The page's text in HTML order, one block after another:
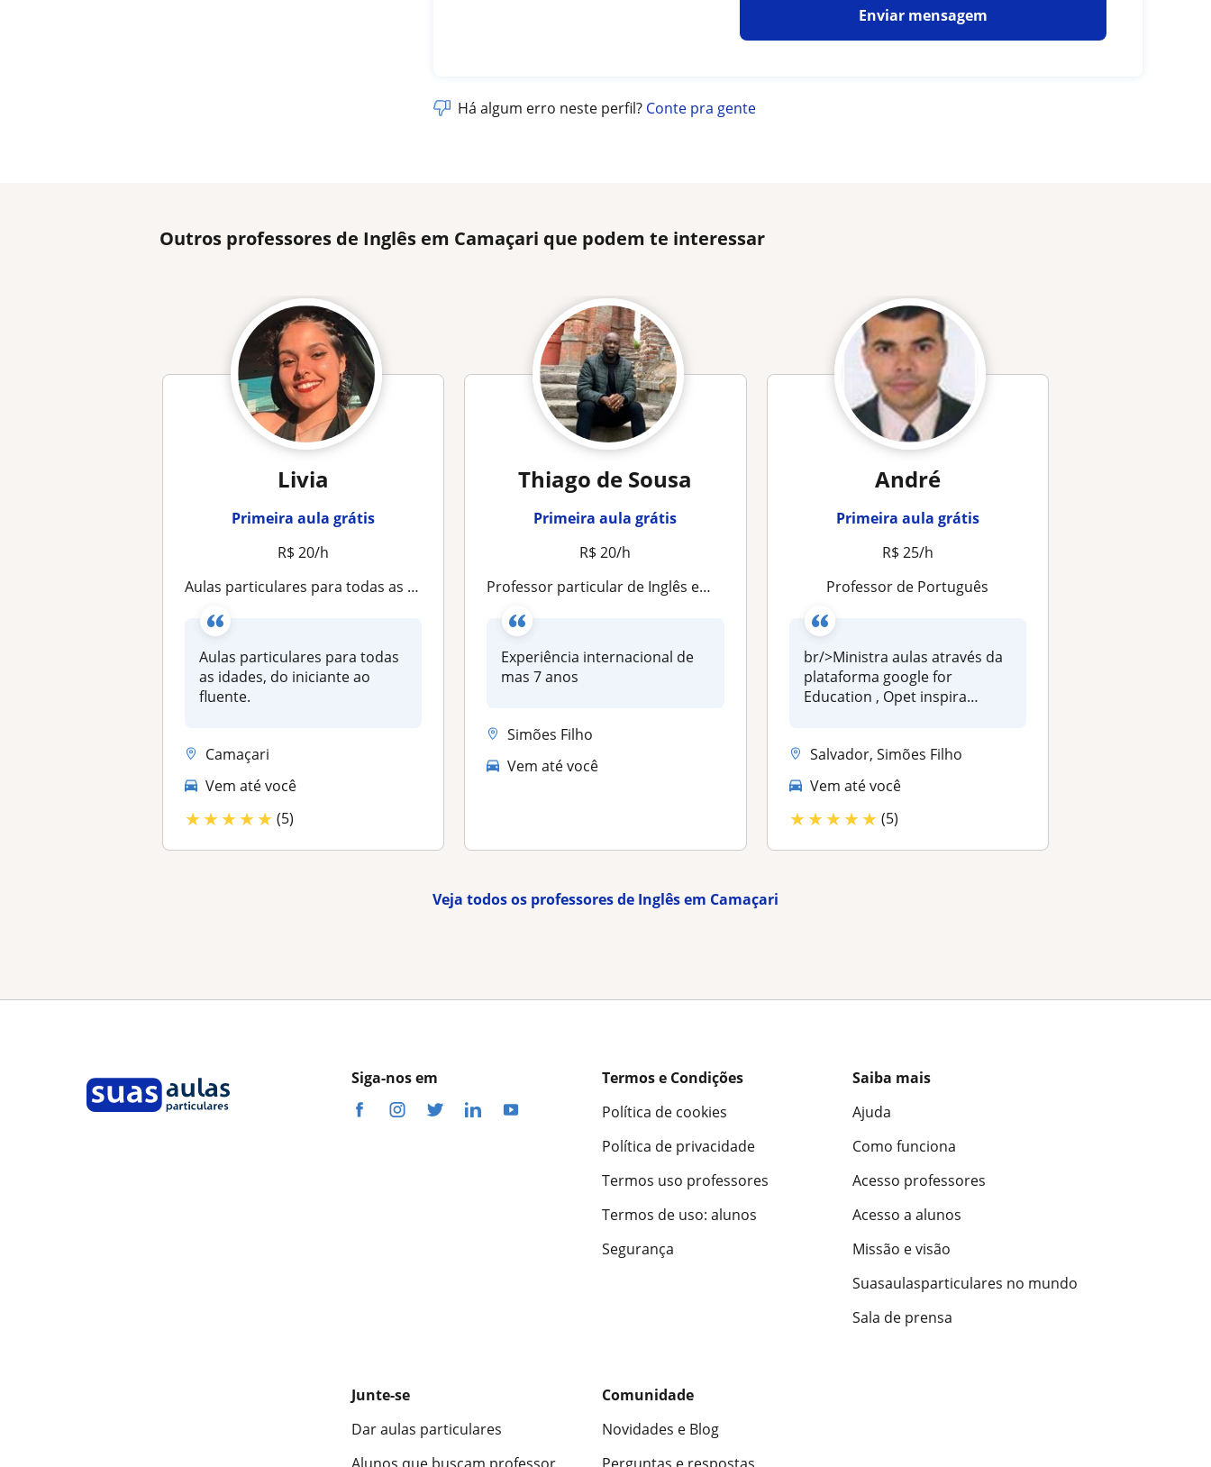
Enviar mensagem
Há algum erro neste perfil? Conte pra gente
Outros professores de Inglês em Camaçari que podem te interessar
Livia
Primeira aula grátis
R$ 20/h
Aulas particulares para todas as idades, do iniciante ao fluente
Aulas particulares para todas
as idades, do iniciante ao
fluente.
Camaçari
Vem até você
★★★★★ (5)
Thiago de Sousa
Primeira aula grátis
R$ 20/h
Professor particular de Inglês em Bahia
Experiência internacional de
mas 7 anos
Simões Filho
Vem até você
André
Primeira aula grátis
R$ 25/h
Professor de Português
br/>Ministra aulas através da
plataforma google for
Education , Opet inspira
Salvador, Simões Filho
Vem até você
★★★★★ (5)
Veja todos os professores de Inglês em Camaçari
Siga-nos em
Termos e Condições
Política de cookies
Política de privacidade
Termos uso professores
Termos de uso: alunos
Segurança
Saiba mais
Ajuda
Como funciona
Acesso professores
Acesso a alunos
Missão e visão
Suasaulasparticulares no mundo
Sala de prensa
Junte-se
Dar aulas particulares
Comunidade
Novidades e Blog